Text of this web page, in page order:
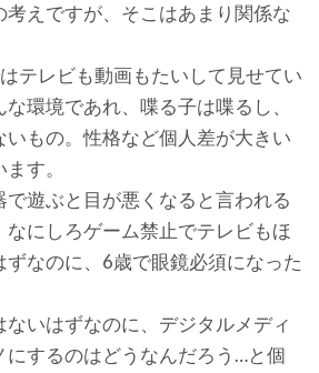
考えですが、そこはあまり関係な
テレビも動画もたいして見せてい
環境であれ、喋る子は喋るし、
もの。性格など個人差が大きい
す。
で遊ぶと目が悪くなると言われる
なにしろゲーム禁止でテレビもほ
なのに、6歳で眼鏡必須になった
いはずなのに、デジタルメディ
にするのはどうなんだろう…と個